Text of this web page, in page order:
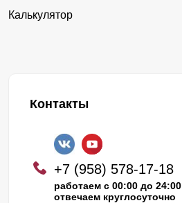
Калькулятор
Контакты
+7 (958) 578-17-18
работаем с 00:00 до 24:00
отвечаем круглосуточно